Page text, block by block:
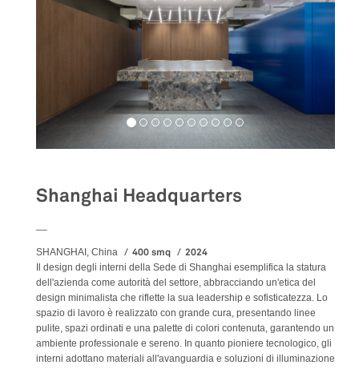
Shanghai Headquarters
SHANGHAI, China 400 smq 2024
Il design degli interni della Sede di Shanghai esemplifica la statura
dell'azienda come autorità del settore, abbracciando un'etica del
design minimalista che riflette la sua leadership e sofisticatezza. Lo
spazio di lavoro è realizzato con grande cura, presentando linee
pulite, spazi ordinati e una palette di colori contenuta, garantendo un
ambiente professionale e sereno. In quanto pioniere tecnologico, gli
interni adottano materiali all'avanguardia e soluzioni di illuminazione